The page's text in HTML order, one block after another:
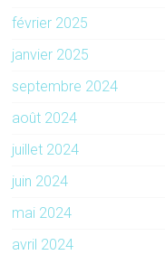
février 2025
janvier 2025
septembre 2024
août 2024
juillet 2024
juin 2024
mai 2024
avril 2024